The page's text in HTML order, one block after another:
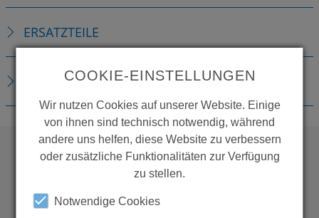
ERSATZTEILE
DOWNLOADS
WOLLEN SIE MEHR
PRODUKTE SEHEN?
COOKIE-EINSTELLUNGEN
Wir nutzen Cookies auf unserer Website. Einige
von ihnen sind technisch notwendig, während
andere uns helfen, diese Website zu verbessern
oder zusätzliche Funktionalitäten zur Verfügung
zu stellen.
Notwendige Cookies